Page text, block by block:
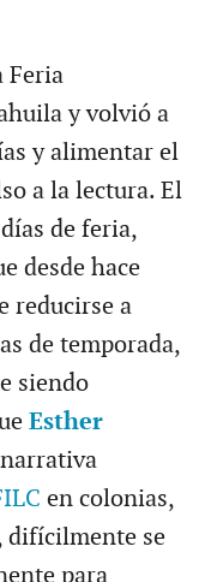
Feria
y volvió a
y alimentar el
a la lectura. El
de feria,
desde hace
reducirse a
de temporada,
siendo
Esther
en colonias,
difícilmente se
para